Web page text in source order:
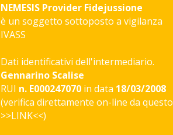
NEMESIS Provider Fidejussione
è un soggetto sottoposto a vigilanza
IVASS
Dati identificativi dell'intermediario.
Gennarino Scalise
RUI n. E000247070 in data 18/03/2008
(verifica direttamente on-line da questo
>>LINK<<)